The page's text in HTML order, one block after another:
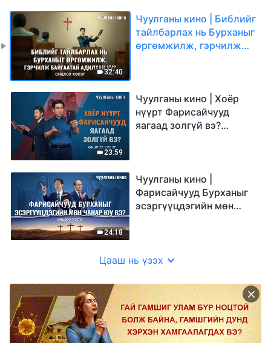
32:40
Чуулганы кино | Библийг
тайлбарлах нь Бурханыг
өргөмжилж, гэрчилж
23:59
Чуулганы кино | Хоёр
нүүрт Фарисайчууд
яагаад золгүй вэ?
24:18
Чуулганы кино |
Фарисайчууд Бурханыг
эсэргүүцдэгийн мөн
Цааш нь үзэх